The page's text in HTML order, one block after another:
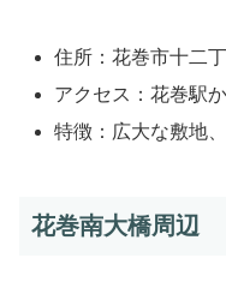
住所：花巻市十二
アクセス：花巻駅
特徴：広大な敷地
花巻南大橋周辺